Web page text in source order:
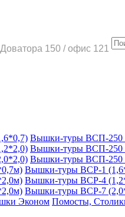
150 / офис 121
Вышки-туры ВСП-250
Вышки-туры ВСП-250
Вышки-туры ВСП-250
Вышки-туры ВСР-1
Вышки-туры ВСР-4
Вышки-туры ВСР-7
Помосты,